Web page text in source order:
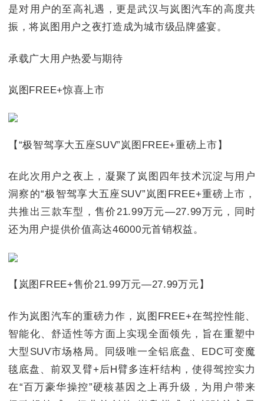
是对用户的至高礼遇，更是武汉与岚图汽车的高度共
振，将岚图用户之夜打造成为城市级品牌盛宴。
承载广大用户热爱与期待
岚图FREE+惊喜上市
【“极智驾享大五座SUV”岚图FREE+重磅上市】
在此次用户之夜上，凝聚了岚图四年技术沉淀与用户
洞察的“极智驾享大五座SUV”岚图FREE+重磅上市，
共推出三款车型，售价21.99万元—27.99万元，同时
还为用户提供价值高达46000元首销权益。
【岚图FREE+售价21.99万元—27.99万元】
作为岚图汽车的重磅力作，岚图FREE+在驾控性能、
智能化、舒适性等方面上实现全面领先，旨在重塑中
大型SUV市场格局。同级唯一全铝底盘、EDC可变魔
毯底盘、前双叉臂+后H臂多连杆结构，使得驾控实力
在“百万豪华操控”硬核基因之上再升级，为用户带来